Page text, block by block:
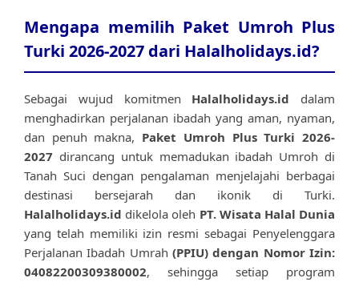
Mengapa memilih Paket Umroh Plus
Turki 2026-2027 dari Halalholidays.id?
Sebagai wujud komitmen Halalholidays.id dalam
menghadirkan perjalanan ibadah yang aman, nyaman,
dan penuh makna, Paket Umroh Plus Turki 2026-
2027 dirancang untuk memadukan ibadah Umroh di
Tanah Suci dengan pengalaman menjelajahi berbagai
destinasi bersejarah dan ikonik di Turki.
Halalholidays.id dikelola oleh PT. Wisata Halal Dunia
yang telah memiliki izin resmi sebagai Penyelenggara
Perjalanan Ibadah Umrah (PPIU) dengan Nomor Izin:
04082200309380002, sehingga setiap program